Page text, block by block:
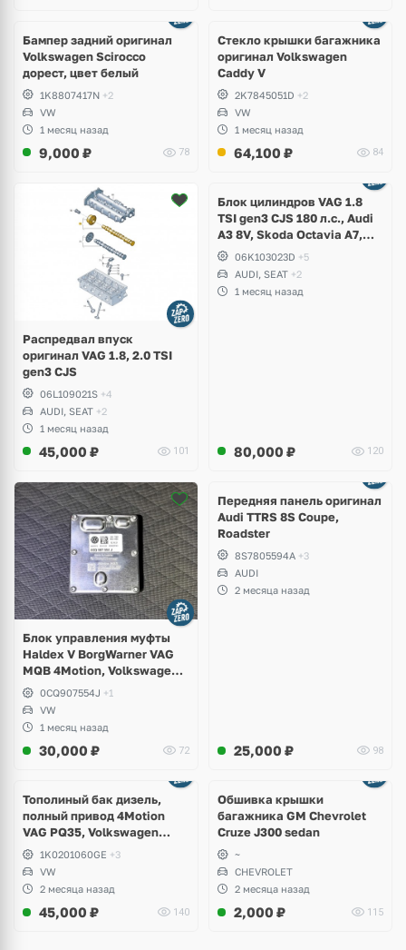
Бампер задний оригинал
Volkswagen Scirocco
дорест, цвет белый
1K8807417N +2
VW
1 месяц назад
9,000 ₽ 78
Стекло крышки багажника
оригинал Volkswagen
Caddy V
2K7845051D +2
VW
1 месяц назад
64,100 ₽ 84
Распредвал впуск
оригинал VAG 1.8, 2.0 TSI
gen3 CJS
06L109021S +4
AUDI, SEAT +2
1 месяц назад
45,000 ₽ 101
2 фото
Блок цилиндров VAG 1.8
TSI gen3 CJS 180 л.с., Audi
A3 8V, Skoda Octavia A7,
Superb, Volkswagen Passat
B8, Golf VII Alltrack, Seat
Leon
06K103023D +5
AUDI, SEAT +2
1 месяц назад
80,000 ₽ 120
Блок управления муфты
Haldex V BorgWarner VAG
MQB 4Motion, Volkswagen
Tiguan
0CQ907554J +1
VW
1 месяц назад
30,000 ₽ 72
2 фото
Передняя панель оригинал
Audi TTRS 8S Coupe,
Roadster
8S7805594A +3
AUDI
2 месяца назад
25,000 ₽ 98
Тополиный бак дизель,
полный привод 4Motion
VAG PQ35, Volkswagen
Scirocco, Golf V, VI, Skoda
Yeti, Octavia A5, Superb,
Audi A3, Seat Altea
1K0201060GE +3
VW
2 месяца назад
45,000 ₽ 140
Обшивка крышки
багажника GM Chevrolet
Cruze J300 sedan
~
CHEVROLET
2 месяца назад
2,000 ₽ 115